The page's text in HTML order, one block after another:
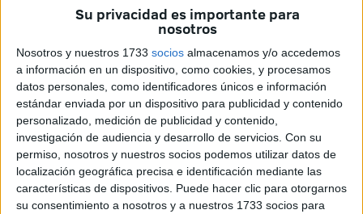
Su privacidad es importante para
nosotros
Nosotros y nuestros 1733 socios almacenamos y/o accedemos
a información en un dispositivo, como cookies, y procesamos
datos personales, como identificadores únicos e información
estándar enviada por un dispositivo para publicidad y contenido
personalizado, medición de publicidad y contenido,
investigación de audiencia y desarrollo de servicios. Con su
permiso, nosotros y nuestros socios podemos utilizar datos de
localización geográfica precisa e identificación mediante las
características de dispositivos. Puede hacer clic para otorgarnos
su consentimiento a nosotros y a nuestros 1733 socios para
Imagen de archivo
El banco central marroquí Bank al Maghrib (BAM) decidió
a principios de esta semana bajar 0,25 puntos los tipos de
interés para situarlos en 2,75 por ciento, una medida que
toma por primera vez desde junio de 2020 en un contexto
de relajamiento de la política monetaria al conseguir frenar
la inflación.